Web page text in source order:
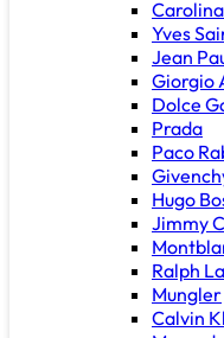
Yves
Jean
Giorgio
Dolce
Prada
Paco
Hugo
Jimmy
Ralph
Mungler
Calvin